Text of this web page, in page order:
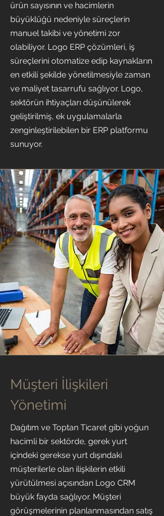
ürün sayısının ve hacimlerin
büyüklüğü nedeniyle süreçlerin
manuel takibi ve yönetimi zor
olabiliyor. Logo ERP çözümleri, iş
süreçlerini otomatize edip kaynakların
en etkili şekilde yönetilmesiyle zaman
ve maliyet tasarrufu sağlıyor. Logo,
sektörün ihtiyaçları düşünülerek
geliştirilmiş, ek uygulamalarla
zenginleştirilebilen bir ERP platformu
sunuyor.
Dağıtım
Müşteri İlişkileri
Yönetimi
Dağıtım ve Toptan Ticaret gibi yoğun
hacimli bir sektörde, gerek yurt
içindeki gerekse yurt dışındaki
müşterilerle olan ilişkilerin etkili
yürütülmesi açısından Logo CRM
büyük fayda sağlıyor. Müşteri
görüşmelerinin planlanmasından satış